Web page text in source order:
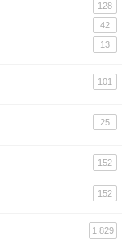
128
42
13
101
25
152
152
1,829